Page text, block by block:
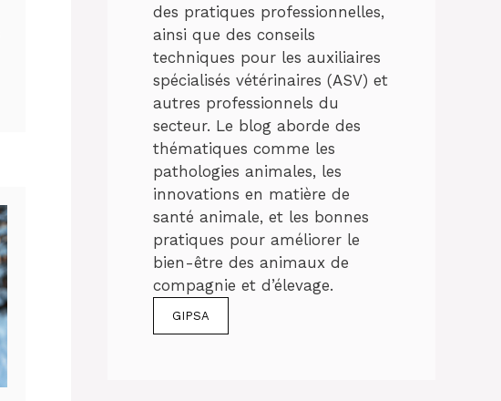
des pratiques professionnelles,
ainsi que des conseils
techniques pour les auxiliaires
spécialisés vétérinaires (ASV) et
autres professionnels du
secteur. Le blog aborde des
thématiques comme les
pathologies animales, les
innovations en matière de
santé animale, et les bonnes
pratiques pour améliorer le
bien-être des animaux de
compagnie et d’élevage.
GIPSA